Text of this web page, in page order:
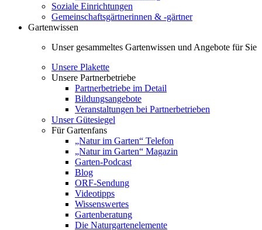
Soziale Einrichtungen
Gemeinschaftsgärtnerinnen & -gärtner
Gartenwissen
Unser gesammeltes Gartenwissen und Angebote für Sie
Unsere Plakette
Unsere Partnerbetriebe
Partnerbetriebe im Detail
Bildungsangebote
Veranstaltungen bei Partnerbetrieben
Unser Gütesiegel
Für Gartenfans
„Natur im Garten“ Telefon
„Natur im Garten“ Magazin
Garten-Podcast
Blog
ORF-Sendung
Videotipps
Wissenswertes
Gartenberatung
Die Naturgartenelemente